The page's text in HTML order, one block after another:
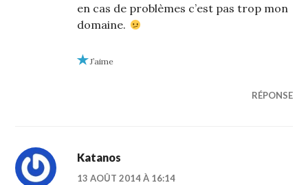
en cas de problèmes c’est pas trop mon
domaine.
J’aime
RÉPONSE
Katanos
13 AOÛT 2014 À 16:14